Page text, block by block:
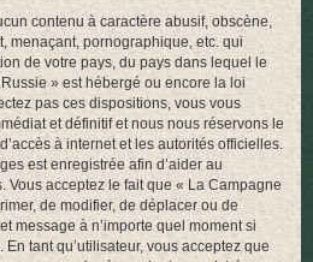
contenu à caractère abusif, obscène,
menaçant, pornographique, etc. qui
de votre pays, du pays dans lequel le
» est hébergé ou encore la loi
pas ces dispositions, vous vous
et définitif et nous nous réservons le
à internet et les autorités officielles.
est enregistrée afin d’aider au
Vous acceptez le fait que « La Campagne
de modifier, de déplacer ou de
message à n’importe quel moment si
tant qu’utilisateur, vous acceptez que